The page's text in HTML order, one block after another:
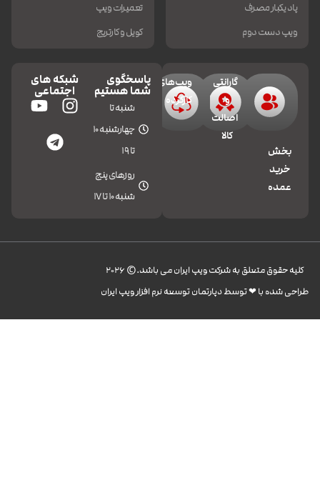
پاد یکبار مصرف
ویپ دست دوم
تعمیرات ویپ
کویل و کارتریج
بخش
خرید
عمده
گارانتی
و
اصالت
کالا
ویپ‌های
کارکرده
پاسخگوی
شما هستیم
شنبه تا
چهارشنبه 10
تا 19
روزهای پنج
شنبه 10 تا 17
شبکه های
اجتماعی
کليه حقوق متعلق به شرکت ویپ ایران می باشد.© 2026
طراحی شده با ❤︎ توسط دپارتمان توسعه نرم افزار ویپ ایران